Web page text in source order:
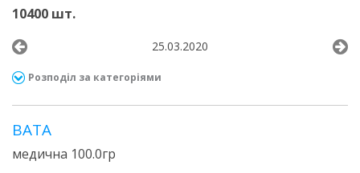
10400 шт.
25.03.2020
Розподіл за категоріями
ВАТА
медична 100.0гр